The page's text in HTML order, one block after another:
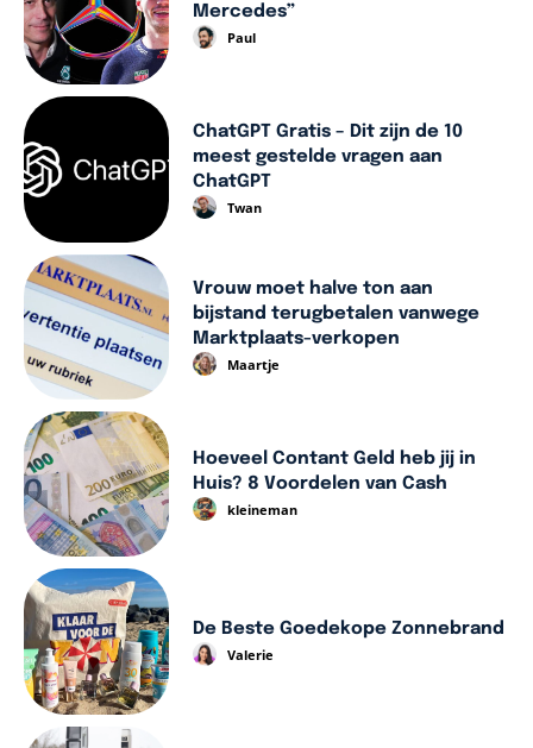
Mercedes”
Paul
ChatGPT Gratis – Dit zijn de 10
meest gestelde vragen aan
ChatGPT
Twan
Vrouw moet halve ton aan
bijstand terugbetalen vanwege
Marktplaats-verkopen
Maartje
Hoeveel Contant Geld heb jij in
Huis? 8 Voordelen van Cash
kleineman
De Beste Goedekope Zonnebrand
Valerie